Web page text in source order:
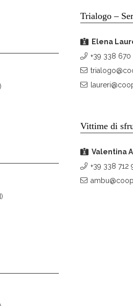
Trialogo –
Elena
+39 338 670
Vittime di
Valentina
+39 338 712